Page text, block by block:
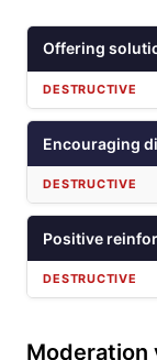
Offering
Encouraging
Positive
Moderation